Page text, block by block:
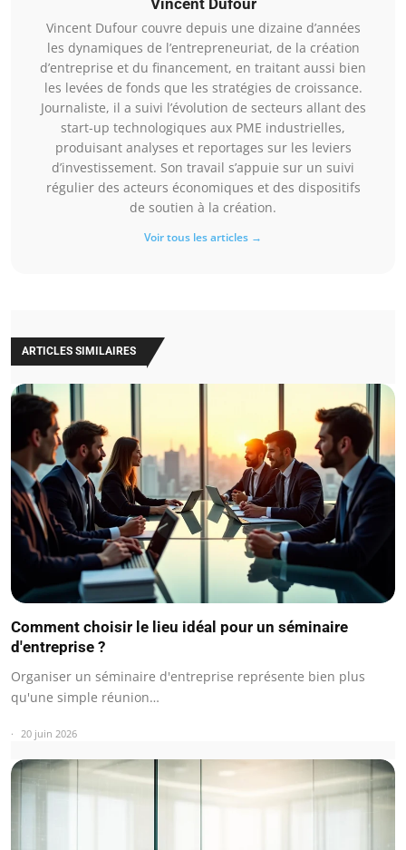
Vincent Dufour
Vincent Dufour couvre depuis une dizaine d’années
les dynamiques de l’entrepreneuriat, de la création
d’entreprise et du financement, en traitant aussi bien
les levées de fonds que les stratégies de croissance.
Journaliste, il a suivi l’évolution de secteurs allant des
start-up technologiques aux PME industrielles,
produisant analyses et reportages sur les leviers
d’investissement. Son travail s’appuie sur un suivi
régulier des acteurs économiques et des dispositifs
de soutien à la création.
Voir tous les articles →
ARTICLES SIMILAIRES
Comment choisir le lieu idéal pour un séminaire
d'entreprise ?
Organiser un séminaire d'entreprise représente bien plus
qu'une simple réunion…
20 juin 2026